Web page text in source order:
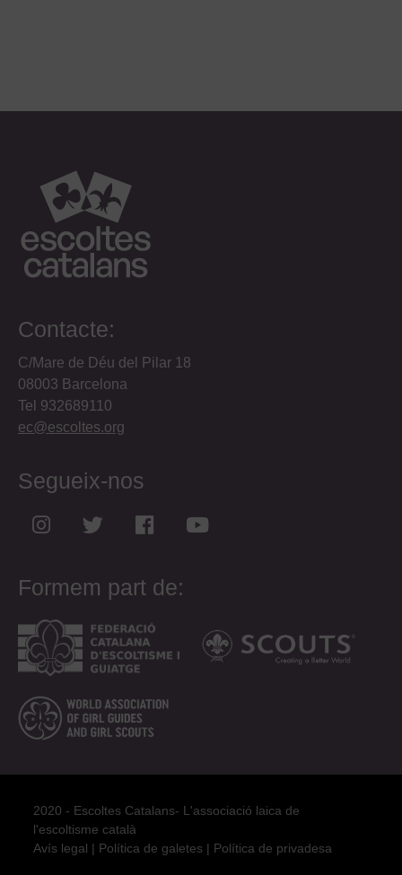
Contacte:
C/Mare de Déu del Pilar 18
08003 Barcelona
Tel 932689110
ec@escoltes.org
Segueix-nos
Formem part de:
2020 - Escoltes Catalans- L'associació laica de
l'escoltisme català
Avís legal | Política de galetes | Política de privadesa